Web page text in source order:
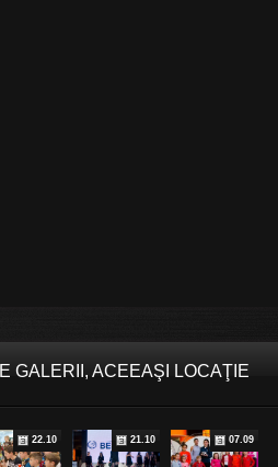
GALERII, ACEEAŞI LOCAŢIE
22.10 21.10 07.09